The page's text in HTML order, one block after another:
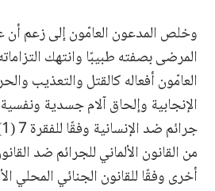
وخلص المدعون العامّون إلى زعم أن
المرضى بصفته طبيبًا وانتهك
العامّون أفعاله كالقتل والتعذيب
الإنجابية وإلحاق آلام جسدية
من القانون الألماني للجرائم ضد
أخرى وفقًا للقانون الجنائي المحلي